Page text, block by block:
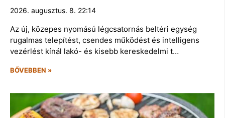
2026. augusztus. 8. 22:14
Az új, közepes nyomású légcsatornás beltéri egység
rugalmas telepítést, csendes működést és intelligens
vezérlést kínál lakó- és kisebb kereskedelmi t…
BŐVEBBEN »